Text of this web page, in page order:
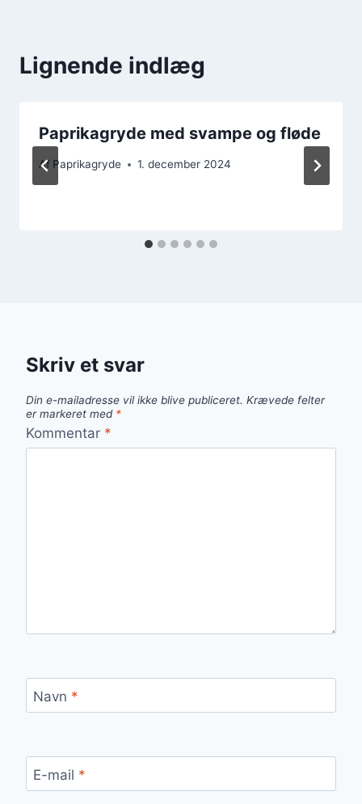
Lignende indlæg
Paprikagryde med svampe og fløde
Af Paprikagryde 1. december 2024
Skriv et svar
Din e-mailadresse vil ikke blive publiceret. Krævede felter
er markeret med *
Kommentar *
Navn *
E-mail *